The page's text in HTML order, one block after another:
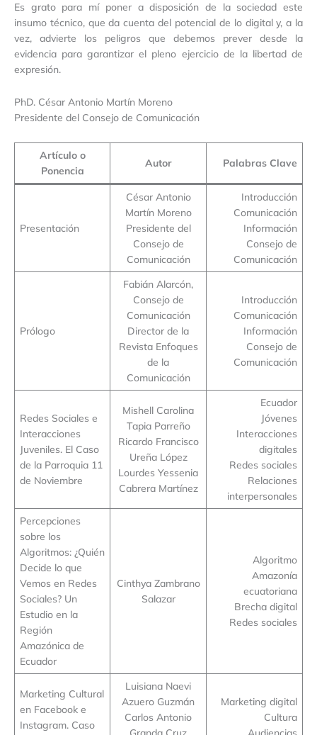
Es grato para mí poner a disposición de la sociedad este
insumo técnico, que da cuenta del potencial de lo digital y, a la
vez, advierte los peligros que debemos prever desde la
evidencia para garantizar el pleno ejercicio de la libertad de
expresión.
PhD. César Antonio Martín Moreno
Presidente del Consejo de Comunicación
Artículo o
Ponencia
Autor Palabras Clave
Presentación
César Antonio
Martín Moreno
Presidente del
Consejo de
Comunicación
Introducción
Comunicación
Información
Consejo de
Comunicación
Prólogo
Fabián Alarcón,
Consejo de
Comunicación
Director de la
Revista Enfoques
de la
Comunicación
Introducción
Comunicación
Información
Consejo de
Comunicación
Redes Sociales e
Interacciones
Juveniles. El Caso
de la Parroquia 11
de Noviembre
Mishell Carolina
Tapia Parreño
Ricardo Francisco
Ureña López
Lourdes Yessenia
Cabrera Martínez
Ecuador
Jóvenes
Interacciones
digitales
Redes sociales
Relaciones
interpersonales
Percepciones
sobre los
Algoritmos: ¿Quién
Decide lo que
Vemos en Redes
Sociales? Un
Estudio en la
Región
Amazónica de
Ecuador
Cinthya Zambrano
Salazar
Algoritmo
Amazonía
ecuatoriana
Brecha digital
Redes sociales
Marketing Cultural
en Facebook e
Instagram. Caso
Luisiana Naevi
Azuero Guzmán
Carlos Antonio
Granda Cruz
Marketing digital
Cultura
Audiencias